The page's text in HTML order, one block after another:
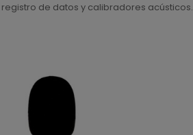
de datos y calibradores acústicos.